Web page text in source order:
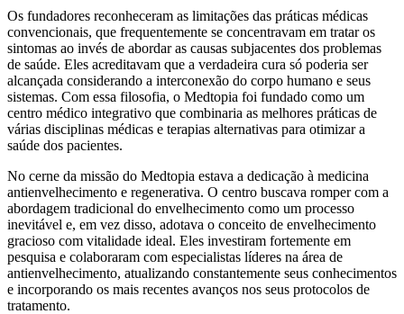
Os fundadores reconheceram as limitações das práticas médicas
convencionais, que frequentemente se concentravam em tratar os
sintomas ao invés de abordar as causas subjacentes dos problemas
de saúde. Eles acreditavam que a verdadeira cura só poderia ser
alcançada considerando a interconexão do corpo humano e seus
sistemas. Com essa filosofia, o Medtopia foi fundado como um
centro médico integrativo que combinaria as melhores práticas de
várias disciplinas médicas e terapias alternativas para otimizar a
saúde dos pacientes.
No cerne da missão do Medtopia estava a dedicação à medicina
antienvelhecimento e regenerativa. O centro buscava romper com a
abordagem tradicional do envelhecimento como um processo
inevitável e, em vez disso, adotava o conceito de envelhecimento
gracioso com vitalidade ideal. Eles investiram fortemente em
pesquisa e colaboraram com especialistas líderes na área de
antienvelhecimento, atualizando constantemente seus conhecimentos
e incorporando os mais recentes avanços nos seus protocolos de
tratamento.